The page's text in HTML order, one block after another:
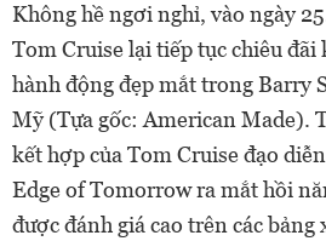
Không hề ngơi nghỉ, vào ngày
Tom Cruise lại tiếp tục chiêu đãi
hành động đẹp mắt trong Barry
Mỹ (Tựa gốc: American Made).
kết hợp của Tom Cruise đạo
Edge of Tomorrow ra mắt hồi
được đánh giá cao trên các bảng